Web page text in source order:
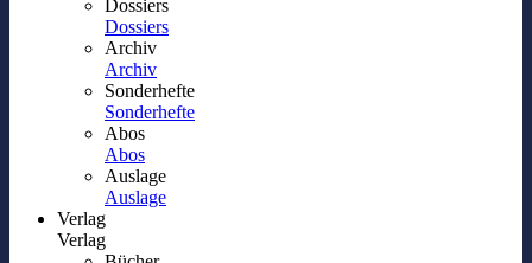
Dossiers
Dossiers
Archiv
Archiv
Sonderhefte
Sonderhefte
Abos
Abos
Auslage
Auslage
Verlag
Verlag